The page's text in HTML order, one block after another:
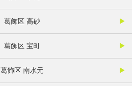
葛飾区 高砂
葛飾区 宝町
葛飾区 南水元